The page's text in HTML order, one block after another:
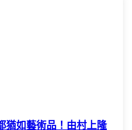
猶如藝術品！由村上隆